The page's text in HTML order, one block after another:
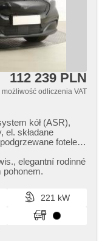
112 239 PLN
możliwość odliczenia VAT
kół (ASR),
el. składane
fotele,
pasa ruchu,
opuszczane szyby,
elegantní rodinné
221 kW